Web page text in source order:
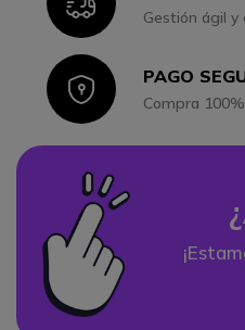
Gestión ágil y
IconPAGO
Compra